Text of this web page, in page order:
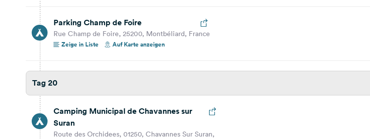
3 Std. 17 Min.
Camping La Pinede
Tag 16
Parking Champ de Foire
Rue Champ de Foire, 25200, Montbéliard, France
Zeige in Liste
Auf Karte anzeigen
Tag 20
Camping Municipal de Chavannes sur
Suran
Route des Orchidees, 01250, Chavannes Sur Suran,